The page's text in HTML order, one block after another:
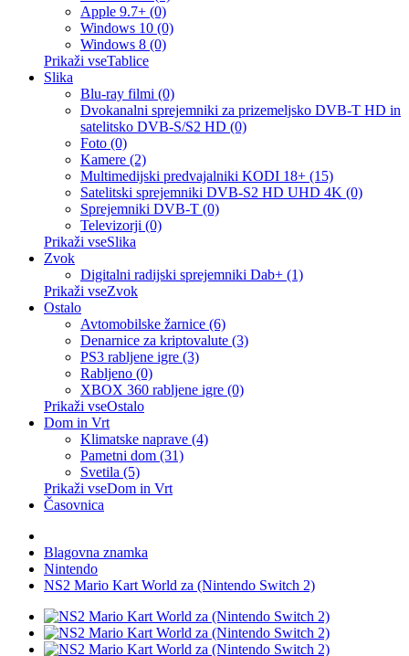
Apple 9.7+ (0)
Windows 10 (0)
Windows 8 (0)
Prikaži vseTablice
Slika
Blu-ray filmi (0)
Dvokanalni sprejemniki za prizemeljsko DVB-T HD in
satelitsko DVB-S/S2 HD (0)
Foto (0)
Kamere (2)
Multimedijski predvajalniki KODI 18+ (15)
Satelitski sprejemniki DVB-S2 HD UHD 4K (0)
Sprejemniki DVB-T (0)
Televizorji (0)
Prikaži vseSlika
Zvok
Digitalni radijski sprejemniki Dab+ (1)
Prikaži vseZvok
Ostalo
Avtomobilske žarnice (6)
Denarnice za kriptovalute (3)
PS3 rabljene igre (3)
Rabljeno (0)
XBOX 360 rabljene igre (0)
Prikaži vseOstalo
Dom in Vrt
Klimatske naprave (4)
Pametni dom (31)
Svetila (5)
Prikaži vseDom in Vrt
Časovnica
Blagovna znamka
Nintendo
NS2 Mario Kart World za (Nintendo Switch 2)